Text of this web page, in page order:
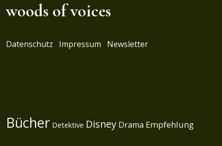
woods of voices
Datenschutz Impressum Newsletter
Bücher Detektive Disney Drama Empfehlung